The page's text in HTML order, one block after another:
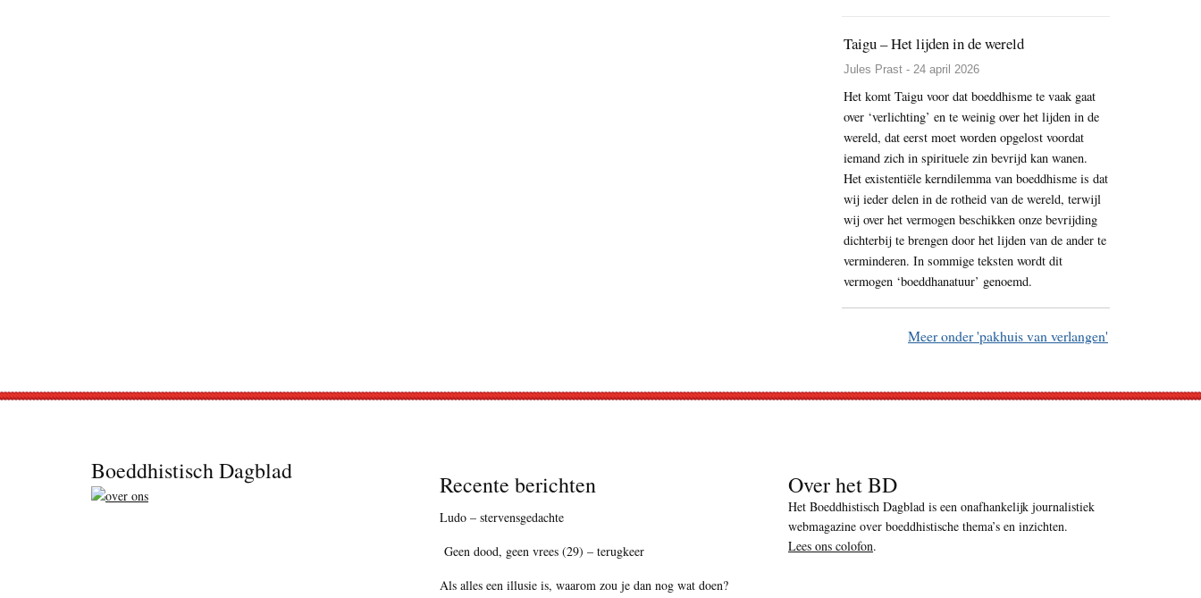
Taigu – Het lijden in de wereld
Jules Prast - 24 april 2026
Het komt Taigu voor dat boeddhisme te vaak gaat
over ‘verlichting’ en te weinig over het lijden in de
wereld, dat eerst moet worden opgelost voordat
iemand zich in spirituele zin bevrijd kan wanen.
Het existentiële kerndilemma van boeddhisme is dat
wij ieder delen in de rotheid van de wereld, terwijl
wij over het vermogen beschikken onze bevrijding
dichterbij te brengen door het lijden van de ander te
verminderen. In sommige teksten wordt dit
vermogen ‘boeddhanatuur’ genoemd.
Meer onder 'pakhuis van verlangen'
Boeddhistisch Dagblad Recente berichten
Ludo – stervensgedachte
Geen dood, geen vrees (29) – terugkeer
Als alles een illusie is, waarom zou je dan nog wat doen?
Over het BD
Het Boeddhistisch Dagblad is een onafhankelijk journalistiek
webmagazine over boeddhistische thema’s en inzichten.
Lees ons colofon.